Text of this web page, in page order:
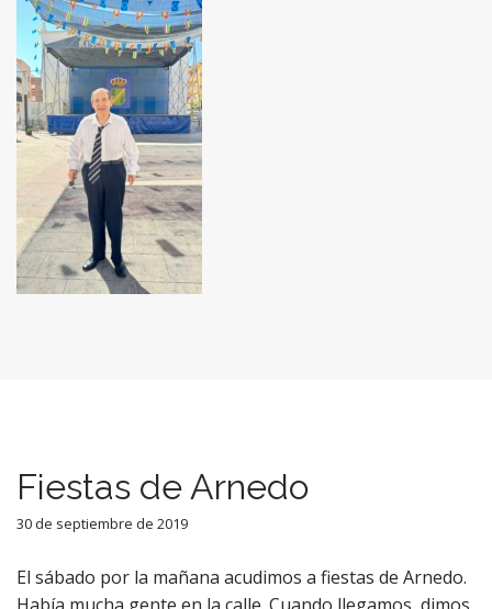
Fiestas de Arnedo
30 de septiembre de 2019
El sábado por la mañana acudimos a fiestas de Arnedo.